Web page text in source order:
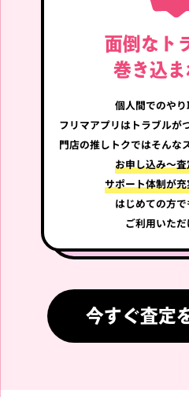
RIIZE SOHEE WE LITTLE
RIIZE PARK PHOTO CARD
HOLDER フォトカードホ
買取価格
2,500円
限定盤 輸入盤 aespa 1st S
ingle Dirty Work Dirty Cre
面倒なト
巻き込
個人間でのや
フリマアプリはトラブルが
門店の推しトクではそんな
お申し込み～
サポート体制が
はじめての方
ご利用いただ
今すぐ査定